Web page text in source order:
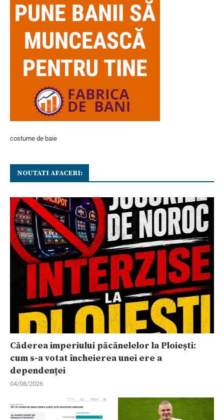
costume de baie
NOUTATI AFACERI:
Căderea imperiului păcănelelor la Ploiești:
cum s-a votat încheierea unei ere a
dependenței
04/08/2026